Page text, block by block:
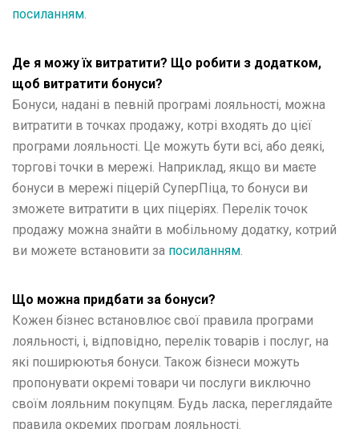
посиланням.
Де я можу їх витратити? Що робити з додатком,
щоб витратити бонуси?
Бонуси, надані в певній програмі лояльності, можна
витратити в точках продажу, котрі входять до цієї
програми лояльності. Це можуть бути всі, або деякі,
торгові точки в мережі. Наприклад, якщо ви маєте
бонуси в мережі піцерій СуперПіца, то бонуси ви
зможете витратити в цих піцеріях. Перелік точок
продажу можна знайти в мобільному додатку, котрий
ви можете встановити за посиланням.
Що можна придбати за бонуси?
Кожен бізнес встановлює свої правила програми
лояльності, і, відповідно, перелік товарів і послуг, на
які поширюютья бонуси. Також бізнеси можуть
пропонувати окремі товари чи послуги виключно
своїм лояльним покупцям. Будь ласка, переглядайте
правила окремих програм лояльності.